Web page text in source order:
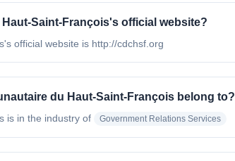
Saint-François's official website?
official website is http://cdchsf.org
du Haut-Saint-François belong to?
is in the industry of Government Relations Services